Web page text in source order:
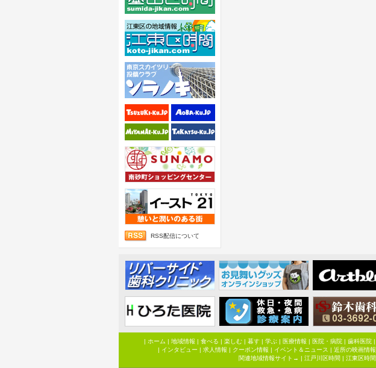
RSS配信について
| ホーム | 地域情報 | 食べる | 楽しむ| 暮す| 学ぶ| 医療情報 | 医院・病院| 歯科医院|
| インタビュー | 求人情報 | クーポン情報 | イベント＆ニュース | 近所の映画情報
関連地域情報サイト→ | 江戸川区時間 | 江東区時間